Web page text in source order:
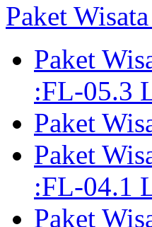
Paket
Paket
:FL-05.3
Paket
Paket
:FL-04.1
Paket